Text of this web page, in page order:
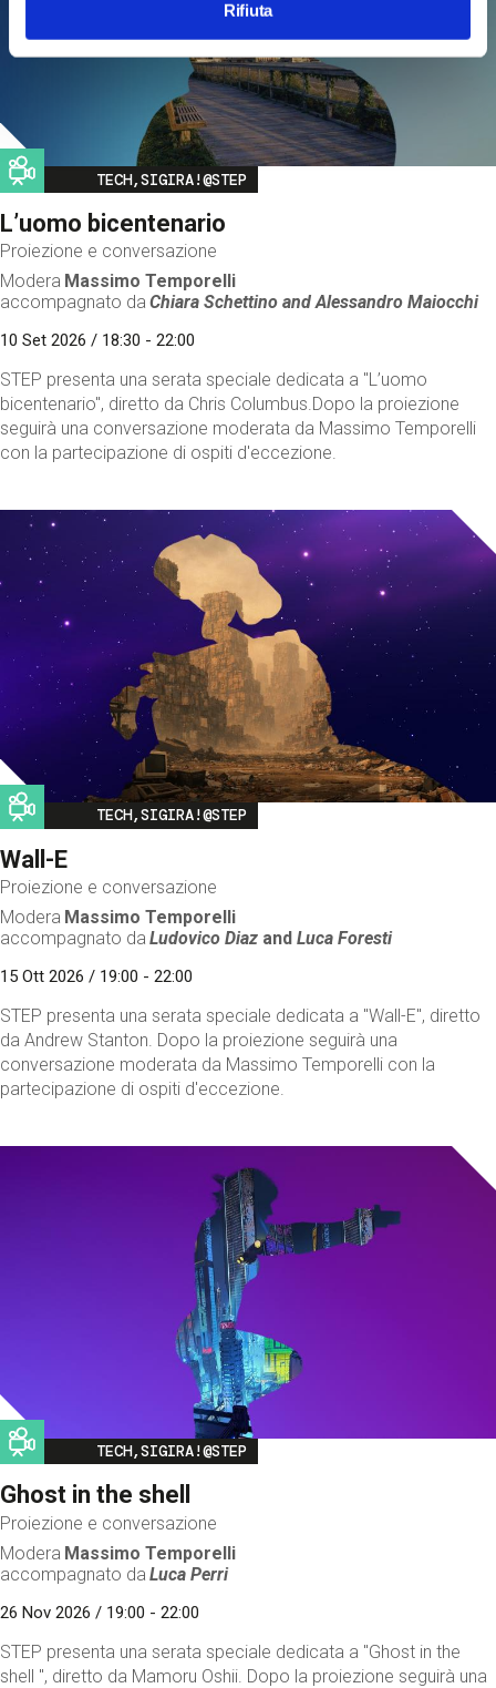
Rifiuta
Image
TECH,SIGIRA!@STEP
L’uomo bicentenario
Proiezione e conversazione
Modera Massimo Temporelli
accompagnato da Chiara Schettino andAlessandro Maiocchi
10 Set 2026 / 18:30 - 22:00
STEP presenta una serata speciale dedicata a "L’uomo
bicentenario", diretto da Chris Columbus.Dopo la proiezione
seguirà una conversazione moderata da Massimo Temporelli
con la partecipazione di ospiti d'eccezione.
Image
TECH,SIGIRA!@STEP
Wall-E
Proiezione e conversazione
Modera Massimo Temporelli
accompagnato da Ludovico Diaz andLuca Foresti
15 Ott 2026 / 19:00 - 22:00
STEP presenta una serata speciale dedicata a "Wall-E", diretto
da Andrew Stanton. Dopo la proiezione seguirà una
conversazione moderata da Massimo Temporelli con la
partecipazione di ospiti d'eccezione.
Image
TECH,SIGIRA!@STEP
Ghost in the shell
Proiezione e conversazione
Modera Massimo Temporelli
accompagnato da Luca Perri
26 Nov 2026 / 19:00 - 22:00
STEP presenta una serata speciale dedicata a "Ghost in the
shell ", diretto da Mamoru Oshii. Dopo la proiezione seguirà una